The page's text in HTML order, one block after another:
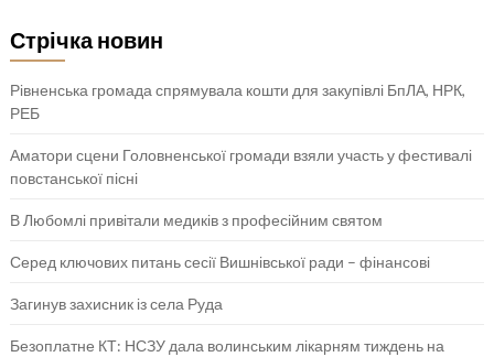
Стрічка новин
Рівненська громада спрямувала кошти для закупівлі БпЛА, НРК,
РЕБ
Аматори сцени Головненської громади взяли участь у фестивалі
повстанської пісні
В Любомлі привітали медиків з професійним святом
Серед ключових питань сесії Вишнівської ради – фінансові
Загинув захисник із села Руда
Безоплатне КТ: НСЗУ дала волинським лікарням тиждень на